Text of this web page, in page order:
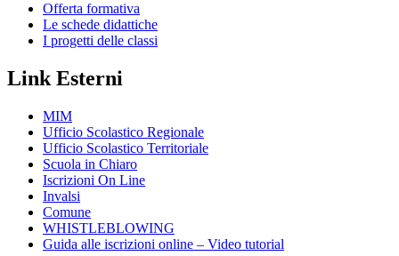
Offerta formativa
Le schede didattiche
I progetti delle classi
Link Esterni
MIM
Ufficio Scolastico Regionale
Ufficio Scolastico Territoriale
Scuola in Chiaro
Iscrizioni On Line
Invalsi
Comune
WHISTLEBLOWING
Guida alle iscrizioni online – Video tutorial